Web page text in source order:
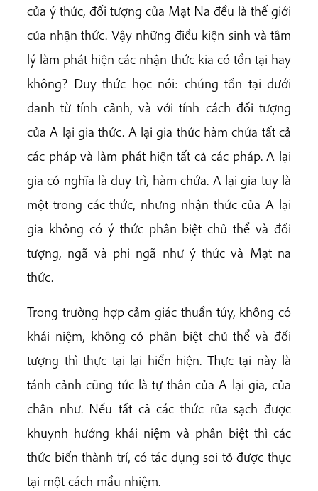
của ý thức, đối tượng của Mạt Na đều là thế giới
của nhận thức. Vậy những điều kiện sinh và tâm
lý làm phát hiện các nhận thức kia có tồn tại hay
không? Duy thức học nói: chúng tồn tại dưới
danh từ tính cảnh, và với tính cách đối tượng
của A lại gia thức. A lại gia thức hàm chứa tất cả
các pháp và làm phát hiện tất cả các pháp. A lại
gia có nghĩa là duy trì, hàm chứa. A lại gia tuy là
một trong các thức, nhưng nhận thức của A lại
gia không có ý thức phân biệt chủ thể và đối
tượng, ngã và phi ngã như ý thức và Mạt na
thức.
Trong trường hợp cảm giác thuần túy, không có
khái niệm, không có phân biệt chủ thể và đối
tượng thì thực tại lại hiển hiện. Thực tại này là
tánh cảnh cũng tức là tự thân của A lại gia, của
chân như. Nếu tất cả các thức rửa sạch được
khuynh hướng khái niệm và phân biệt thì các
thức biến thành trí, có tác dụng soi tỏ được thực
tại một cách mầu nhiệm.